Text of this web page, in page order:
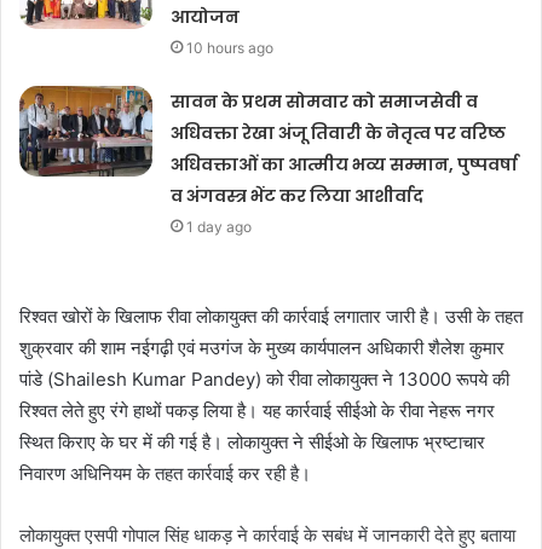
आयोजन
10 hours ago
सावन के प्रथम सोमवार को समाजसेवी व
अधिवक्ता रेखा अंजू तिवारी के नेतृत्व पर वरिष्ठ
अधिवक्ताओं का आत्मीय भव्य सम्मान, पुष्पवर्षा
व अंगवस्त्र भेंट कर लिया आशीर्वाद
1 day ago
रिश्वत खोरों के खिलाफ रीवा लोकायुक्त की कार्रवाई लगातार जारी है। उसी के तहत
शुक्रवार की शाम नईगढ़ी एवं मउगंज के मुख्य कार्यपालन अधिकारी शैलेश कुमार
पांडे (Shailesh Kumar Pandey) को रीवा लोकायुक्त ने 13000 रूपये की
रिश्वत लेते हुए रंगे हाथों पकड़ लिया है। यह कार्रवाई सीईओ के रीवा नेहरू नगर
स्थित किराए के घर में की गई है। लोकायुक्त ने सीईओ के खिलाफ भ्रष्टाचार
निवारण अधिनियम के तहत कार्रवाई कर रही है।
लोकायुक्त एसपी गोपाल सिंह धाकड़ ने कार्रवाई के सबंध में जानकारी देते हुए बताया